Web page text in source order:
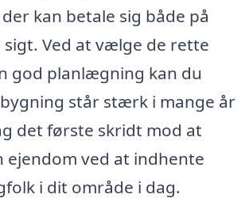
kan betale sig både på
Ved at vælge de rette
god planlægning kan du
står stærk i mange år
det første skridt mod at
ejendom ved at indhente
i dit område i dag.